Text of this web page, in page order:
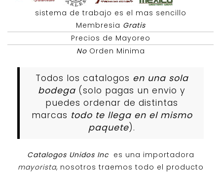
sistema de trabajo es el mas sencillo
Membresia Gratis
Precios de Mayoreo
NoOrden Minima
Todos los catalogos en una sola
bodega (solo pagas un envio y
puedes ordenar de distintas
marcas todo te llega en el mismo
paquete).
Catalogos Unidos Inc es una importadora
mayorista, nosotros traemos todo el producto